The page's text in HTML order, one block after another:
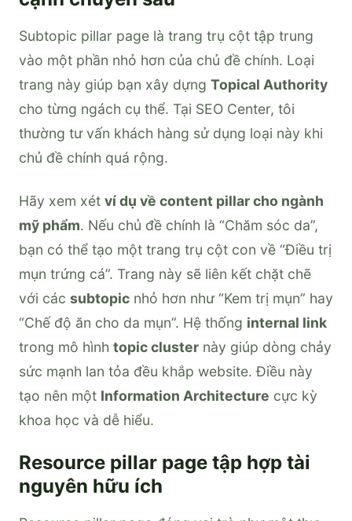
Subtopic pillar page là trang trụ cột tập trung
vào một phần nhỏ hơn của chủ đề chính. Loại
trang này giúp bạn xây dựng Topical Authority
cho từng ngách cụ thể. Tại SEO Center, tôi
thường tư vấn khách hàng sử dụng loại này khi
chủ đề chính quá rộng.
Hãy xem xét ví dụ về content pillar cho ngành
mỹ phẩm. Nếu chủ đề chính là “Chăm sóc da”,
bạn có thể tạo một trang trụ cột con về “Điều trị
mụn trứng cá”. Trang này sẽ liên kết chặt chẽ
với các subtopic nhỏ hơn như “Kem trị mụn” hay
“Chế độ ăn cho da mụn”. Hệ thống internal link
trong mô hình topic cluster này giúp dòng chảy
sức mạnh lan tỏa đều khắp website. Điều này
tạo nên một Information Architecture cực kỳ
khoa học và dễ hiểu.
Resource pillar page tập hợp tài
nguyên hữu ích